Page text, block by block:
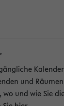
und
und wie Sie